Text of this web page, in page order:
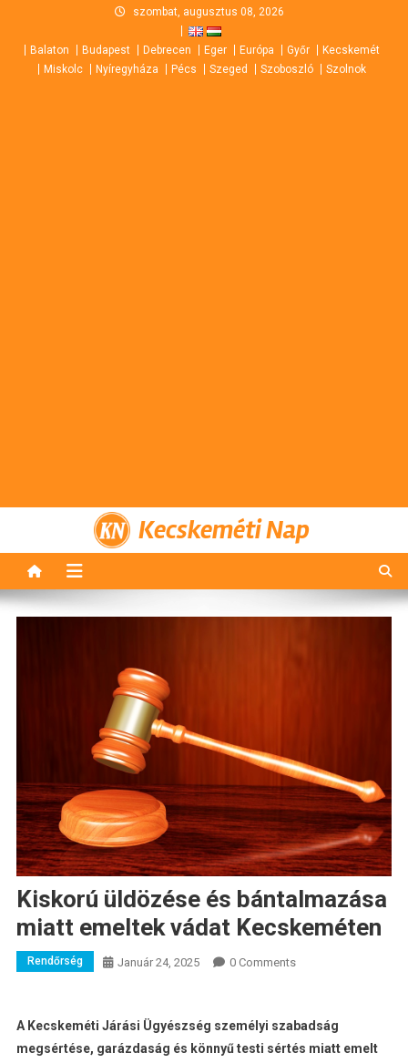
content
szombat, augusztus 08, 2026
Balaton Budapest Debrecen Eger Európa Győr
Kecskemét
Miskolc
Nyíregyháza Pécs Szeged Szoboszló Szolnok
Kecskeméti Nap
Kiskorú üldözése és bántalmazása
miatt emeltek vádat Kecskeméten
Rendőrség Január 24, 2025 0 Comments
A Kecskeméti Járási Ügyészség személyi szabadság
megsértése, garázdaság és könnyű testi sértés miatt emelt